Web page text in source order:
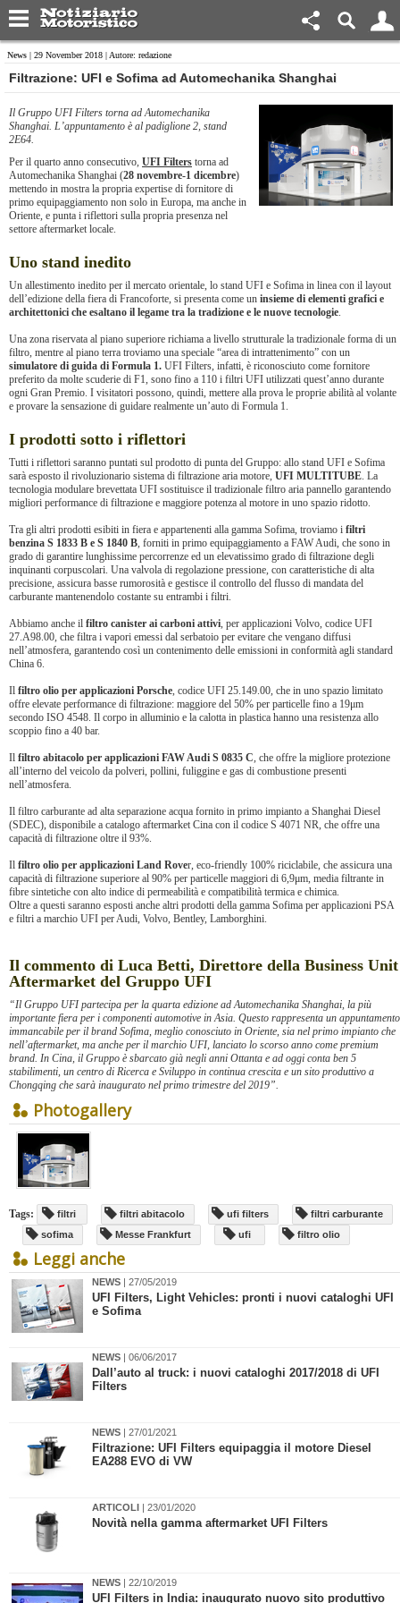
News | 29 November 2018 | Autore: redazione
Filtrazione: UFI e Sofima ad Automechanika Shanghai
Il Gruppo UFI Filters torna ad Automechanika
Shanghai. L’appuntamento è al padiglione 2, stand
2E64.
Per il quarto anno consecutivo, UFI Filters torna ad
Automechanika Shanghai (28 novembre-1 dicembre)
mettendo in mostra la propria expertise di fornitore di
primo equipaggiamento non solo in Europa, ma anche in
Oriente, e punta i riflettori sulla propria presenza nel
settore aftermarket locale.
Uno stand inedito
Un allestimento inedito per il mercato orientale, lo stand UFI e Sofima in linea con il layout
dell’edizione della fiera di Francoforte, si presenta come un insieme di elementi grafici e
architettonici che esaltano il legame tra la tradizione e le nuove tecnologie.
Una zona riservata al piano superiore richiama a livello strutturale la tradizionale forma di un
filtro, mentre al piano terra troviamo una speciale “area di intrattenimento” con un
simulatore di guida di Formula 1. UFI Filters, infatti, è riconosciuto come fornitore
preferito da molte scuderie di F1, sono fino a 110 i filtri UFI utilizzati quest’anno durante
ogni Gran Premio. I visitatori possono, quindi, mettere alla prova le proprie abilità al volante
e provare la sensazione di guidare realmente un’auto di Formula 1.
I prodotti sotto i riflettori
Tutti i riflettori saranno puntati sul prodotto di punta del Gruppo: allo stand UFI e Sofima
sarà esposto il rivoluzionario sistema di filtrazione aria motore, UFI MULTITUBE. La
tecnologia modulare brevettata UFI sostituisce il tradizionale filtro aria pannello garantendo
migliori performance di filtrazione e maggiore potenza al motore in uno spazio ridotto.
Tra gli altri prodotti esibiti in fiera e appartenenti alla gamma Sofima, troviamo i filtri
benzina S 1833 B e S 1840 B, forniti in primo equipaggiamento a FAW Audi, che sono in
grado di garantire lunghissime percorrenze ed un elevatissimo grado di filtrazione degli
inquinanti corpuscolari. Una valvola di regolazione pressione, con caratteristiche di alta
precisione, assicura basse rumorosità e gestisce il controllo del flusso di mandata del
carburante mantenendolo costante su entrambi i filtri.
Abbiamo anche il filtro canister ai carboni attivi, per applicazioni Volvo, codice UFI
27.A98.00, che filtra i vapori emessi dal serbatoio per evitare che vengano diffusi
nell’atmosfera, garantendo così un contenimento delle emissioni in conformità agli standard
China 6.
Il filtro olio per applicazioni Porsche, codice UFI 25.149.00, che in uno spazio limitato
offre elevate performance di filtrazione: maggiore del 50% per particelle fino a 19μm
secondo ISO 4548. Il corpo in alluminio e la calotta in plastica hanno una resistenza allo
scoppio fino a 40 bar.
Il filtro abitacolo per applicazioni FAW Audi S 0835 C, che offre la migliore protezione
all’interno del veicolo da polveri, pollini, fuliggine e gas di combustione presenti
nell’atmosfera.
Il filtro carburante ad alta separazione acqua fornito in primo impianto a Shanghai Diesel
(SDEC), disponibile a catalogo aftermarket Cina con il codice S 4071 NR, che offre una
capacità di filtrazione oltre il 93%.
Il filtro olio per applicazioni Land Rover, eco-friendly 100% riciclabile, che assicura una
capacità di filtrazione superiore al 90% per particelle maggiori di 6,9μm, media filtrante in
fibre sintetiche con alto indice di permeabilità e compatibilità termica e chimica.
Oltre a questi saranno esposti anche altri prodotti della gamma Sofima per applicazioni PSA
e filtri a marchio UFI per Audi, Volvo, Bentley, Lamborghini.
Il commento di Luca Betti, Direttore della Business Unit
Aftermarket del Gruppo UFI
“Il Gruppo UFI partecipa per la quarta edizione ad Automechanika Shanghai, la più
importante fiera per i componenti automotive in Asia. Questo rappresenta un appuntamento
immancabile per il brand Sofima, meglio conosciuto in Oriente, sia nel primo impianto che
nell’aftermarket, ma anche per il marchio UFI, lanciato lo scorso anno come premium
brand. In Cina, il Gruppo è sbarcato già negli anni Ottanta e ad oggi conta ben 5
stabilimenti, un centro di Ricerca e Sviluppo in continua crescita e un sito produttivo a
Chongqing che sarà inaugurato nel primo trimestre del 2019”.
Photogallery
Tags: filtri filtri abitacolo ufi filters
filtri carburante
sofima
Messe Frankfurt ufi filtro olio
Leggi anche
NEWS | 27/05/2019
UFI Filters, Light Vehicles: pronti i nuovi cataloghi UFI
e Sofima
NEWS | 06/06/2017
Dall’auto al truck: i nuovi cataloghi 2017/2018 di UFI
Filters
NEWS | 27/01/2021
Filtrazione: UFI Filters equipaggia il motore Diesel
EA288 EVO di VW
ARTICOLI | 23/01/2020
​Novità nella gamma aftermarket UFI Filters
NEWS | 22/10/2019
​UFI Filters in India: inaugurato nuovo sito produttivo